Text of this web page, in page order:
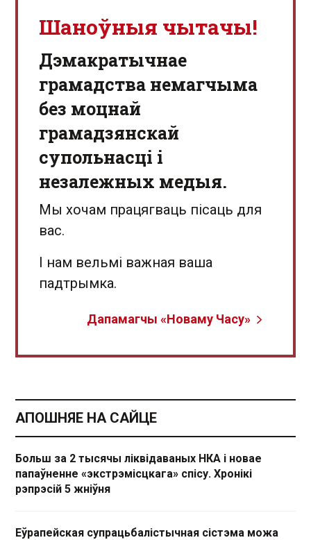
Шаноўныя чытачы!
Дэмакратычнае
грамадства немагчыма
без моцнай
грамадзянскай
супольнасці і
незалежных медыя.
Мы хочам працягваць пісаць для
вас.
І нам вельмі важная ваша
падтрымка.
Дапамагчы «Новаму Часу»
АПОШНЯЕ НА САЙЦЕ
Больш за 2 тысячы ліквідаваных НКА і новае
папаўненне «экстрэмісцкага» спісу. Хронікі
рэпрэсій 5 жніўня
Еўрапейская супрацьбалістычная сістэма можа